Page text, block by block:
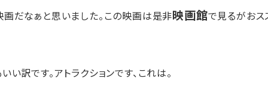
だなぁと思いました。この映画は是非映画館で見るがおス
訳です。アトラクションです、これは。